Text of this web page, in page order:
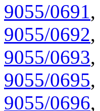
9055/0691,
9055/0692,
9055/0693,
9055/0695,
9055/0696,